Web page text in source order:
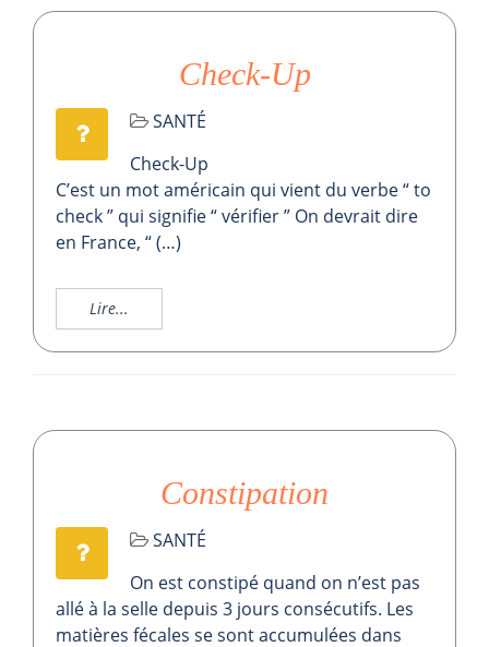
Check-Up
SANTÉ
Check-Up
C’est un mot américain qui vient du verbe “ to
check ” qui signifie “ vérifier ” On devrait dire
en France, “ (…)
Lire...
Constipation
SANTÉ
On est constipé quand on n’est pas
allé à la selle depuis 3 jours consécutifs. Les
matières fécales se sont accumulées dans